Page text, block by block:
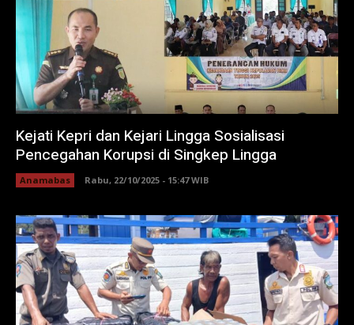
Kejati Kepri dan Kejari Lingga Sosialisasi
Pencegahan Korupsi di Singkep Lingga
Anamabas Rabu, 22/10/2025 - 15:47 WIB